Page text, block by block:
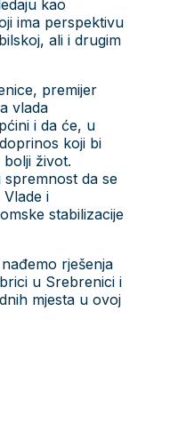
kao
ima perspektivu
ali i drugim
premijer
vlada
i da će, u
koji bi
život.
spremnost da se
i
stabilizacije
rješenja
u Srebrenici i
mjesta u ovoj